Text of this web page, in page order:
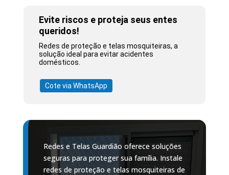
Evite riscos e proteja seus entes
queridos!
Redes de proteção e telas mosquiteiras, a
solução ideal para evitar acidentes
domésticos.
Cote via WhatsApp
Redes e Telas Guardião oferece soluções
seguras para proteger sua família. Instale
redes de proteção e telas mosquiteiras de